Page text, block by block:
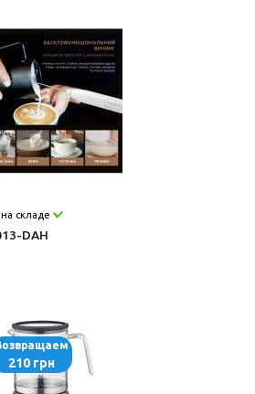
на складе
DAH
210 грн